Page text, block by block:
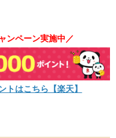
ンペーン実施中／
はこちら【楽天】